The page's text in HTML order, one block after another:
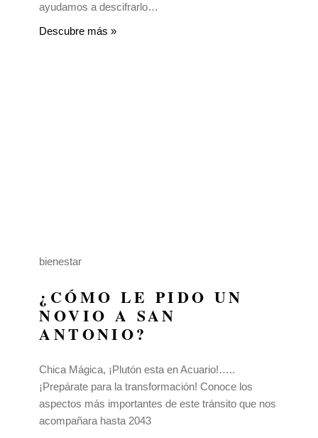
ayudamos a descifrarlo…
Descubre más »
bienestar
¿CÓMO LE PIDO UN
NOVIO A SAN
ANTONIO?
Chica Mágica, ¡Plutón esta en Acuario!…..
¡Prepárate para la transformación! Conoce los
aspectos más importantes de este tránsito que nos
acompañara hasta 2043